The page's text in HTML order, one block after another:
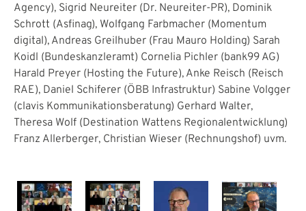
Agency), Sigrid Neureiter (Dr. Neureiter-PR), Dominik
Schrott (Asfinag), Wolfgang Farbmacher (Momentum
digital), Andreas Greilhuber (Frau Mauro Holding) Sarah
Koidl (Bundeskanzleramt) Cornelia Pichler (bank99 AG)
Harald Preyer (Hosting the Future), Anke Reisch (Reisch
RAE), Daniel Schiferer (ÖBB Infrastruktur) Sabine Volgger
(clavis Kommunikationsberatung) Gerhard Walter,
Theresa Wolf (Destination Wattens Regionalentwicklung)
Franz Allerberger, Christian Wieser (Rechnungshof) uvm.